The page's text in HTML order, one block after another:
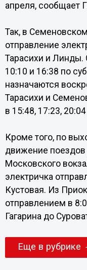
апреля, сообщает
Так, в
отправление
Тарасихи и Линды.
10:10 и 16:38 по
назначаются
Тарасихи и
в 15:48, 17:23,
Кроме того, по
движение поездов
Московского
электричка
Кустовая. Из
отправлением в
Гагарина до
Еще в рубрике